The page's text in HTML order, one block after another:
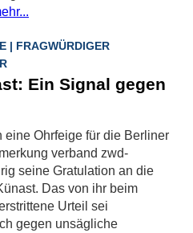
| FRAGWÜRDIGER
Ein Signal gegen
eine Ohrfeige für die Berliner
verband zwd-
seine Gratulation an die
Das von ihr beim
Urteil sei
gegen unsägliche